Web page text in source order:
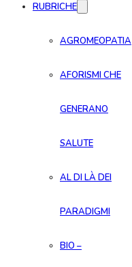
RUBRICHE
AGROMEOPATIA
AFORISMI CHE
GENERANO
SALUTE
AL DI LÀ DEI
PARADIGMI
BIO –